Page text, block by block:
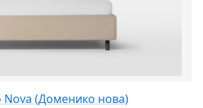
(Доменико нова)